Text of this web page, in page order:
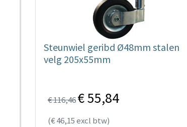
Steunwiel geribd Ø48mm stalen
velg 205x55mm
€ 116,46€ 55,84
(€ 46,15 excl btw)